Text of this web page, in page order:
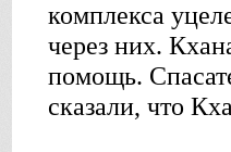
комплекса
через них.
помощь.
сказали, что